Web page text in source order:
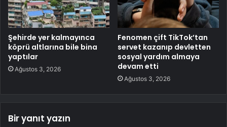
Şehirde yer kalmayınca
köprü altlarına bile bina
yaptılar
Ağustos 3, 2026
Fenomen çift TikTok’tan
servet kazanıp devletten
sosyal yardım almaya
devam etti
Ağustos 3, 2026
Bir yanıt yazın